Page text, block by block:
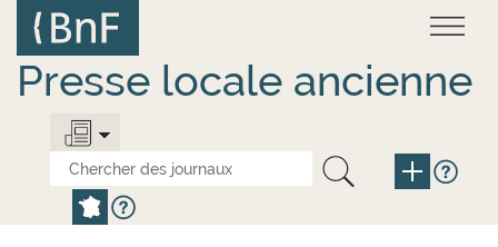
contenu
principal
Presse locale ancienne
Panneau de gestion des cookies